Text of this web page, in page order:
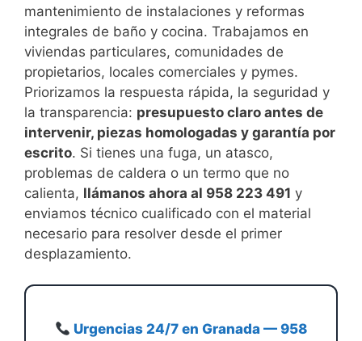
mantenimiento de instalaciones y reformas
integrales de baño y cocina. Trabajamos en
viviendas particulares, comunidades de
propietarios, locales comerciales y pymes.
Priorizamos la respuesta rápida, la seguridad y
la transparencia: presupuesto claro antes de
intervenir, piezas homologadas y garantía por
escrito. Si tienes una fuga, un atasco,
problemas de caldera o un termo que no
calienta, llámanos ahora al 958 223 491 y
enviamos técnico cualificado con el material
necesario para resolver desde el primer
desplazamiento.
Urgencias 24/7 en Granada — 958